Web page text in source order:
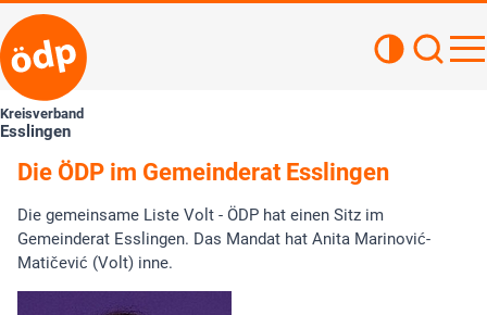
Kreisverband
Esslingen
Die ÖDP im Gemeinderat Esslingen
Die gemeinsame Liste Volt - ÖDP hat einen Sitz im
Gemeinderat Esslingen. Das Mandat hat Anita Marinović-
Matičević (Volt) inne.